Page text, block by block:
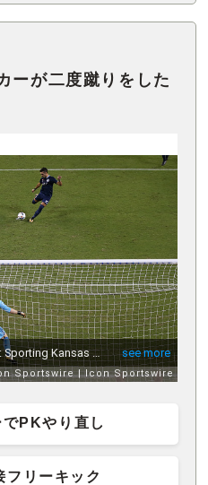
ーが二度蹴りをした
PKやり直し
フリーキック